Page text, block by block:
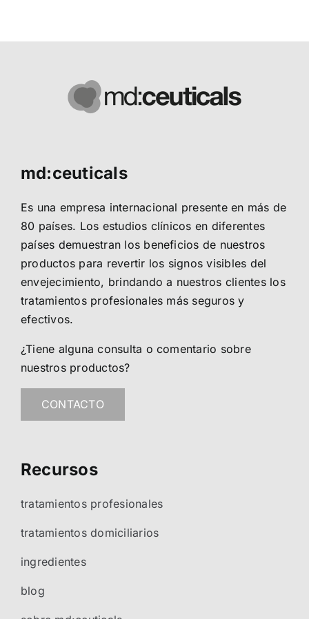
md:ceuticals
Es una empresa internacional presente en más de
80 países. Los estudios clínicos en diferentes
países demuestran los beneficios de nuestros
productos para revertir los signos visibles del
envejecimiento, brindando a nuestros clientes los
tratamientos profesionales más seguros y
efectivos.
¿Tiene alguna consulta o comentario sobre
nuestros productos?
CONTACTO
Recursos
tratamientos profesionales
tratamientos domiciliarios
ingredientes
blog